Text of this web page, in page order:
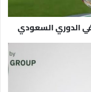
الدوري السعودي